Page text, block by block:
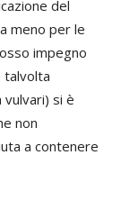
del
meno per le
impegno
talvolta
si è
non
a contenere